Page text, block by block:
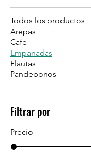
Todos los productos
Arepas
Cafe
Empanadas
Flautas
Pandebonos
Filtrar por
Precio